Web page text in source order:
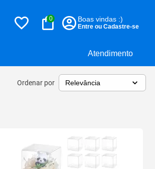
Atendimento
0 Boas vindas :)
Entre ou Cadastre-se
Ordenar por